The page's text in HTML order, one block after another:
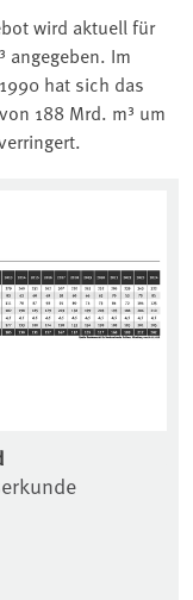
wird aktuell für
angegeben. Im
hat sich das
188 Mrd. m³ um